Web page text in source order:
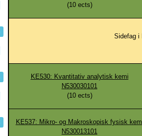
(10ects)
Sidefag i
KE530: Kvantitativ analytisk kemi
N530030101
(10ects)
KE537: Mikro- og Makroskopisk fysisk
N530013101